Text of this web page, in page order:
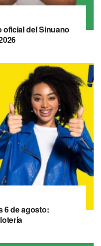
oficial del Sinuano
6 de agosto: